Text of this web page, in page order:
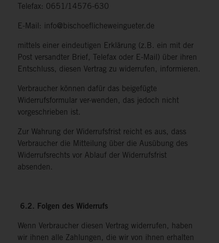
Telefax: 0651/14576-630
E-Mail: info@bischoeflicheweingueter.de
mittels einer eindeutigen Erklärung (z.B. ein mit der
Post versandter Brief, Telefax oder E-Mail) über ihren
Entschluss, diesen Vertrag zu widerrufen, informieren.
Verbraucher können dafür das beigefügte
Widerrufsformular ver-wenden, das jedoch nicht
vorgeschrieben ist.
Zur Wahrung der Widerrufsfrist reicht es aus, dass
Verbraucher die Mitteilung über die Ausübung des
Widerrufsrechts vor Ablauf der Widerrufsfrist
absenden.
6.2. Folgen des Widerrufs
Wenn Verbraucher diesen Vertrag widerrufen, haben
wir ihnen alle Zahlungen, die wir von ihnen erhalten